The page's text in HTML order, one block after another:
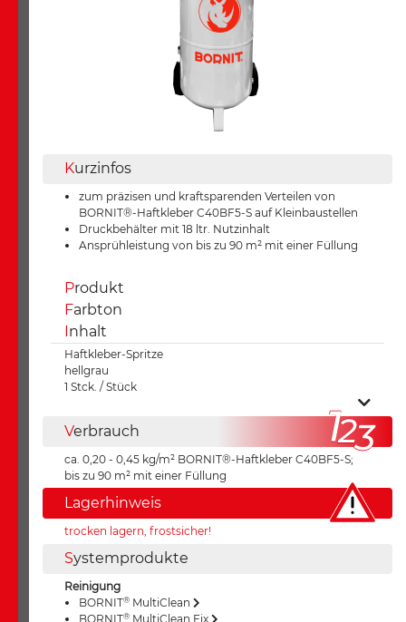
Kurzinfos
zum präzisen und kraftsparenden Verteilen von
BORNIT®-Haftkleber C40BF5-S auf Kleinbaustellen
Druckbehälter mit 18 ltr. Nutzinhalt
Ansprühleistung von bis zu 90 m² mit einer Füllung
Produkt
Farbton
Inhalt
Haftkleber-Spritze
hellgrau
1 Stck. / Stück
Verbrauch
ca. 0,20 - 0,45 kg/m² BORNIT®-Haftkleber C40BF5-S;
bis zu 90 m² mit einer Füllung
Lagerhinweis
trocken lagern, frostsicher!
Systemprodukte
Reinigung
BORNIT® MultiClean
BORNIT® MultiClean Fix